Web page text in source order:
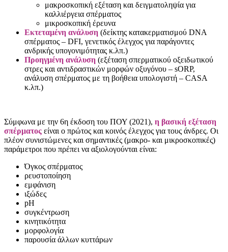
μακροσκοπική εξέταση και δειγματοληψία για
καλλιέργεια σπέρματος
μικροσκοπική έρευνα
Εκτεταμένη ανάλυση (δείκτης κατακερματισμού DNA
σπέρματος – DFI, γενετικός έλεγχος για παράγοντες
ανδρικής υπογονιμότητας κ.λπ.)
Προηγμένη ανάλυση (εξέταση σπερματικού οξειδωτικού
στρες και αντιδραστικών μορφών οξυγόνου – sORP,
ανάλυση σπέρματος με τη βοήθεια υπολογιστή – CASA
κ.λπ.)
Σύμφωνα με την 6η έκδοση του ΠΟΥ (2021), η βασική εξέταση
σπέρματος είναι ο πρώτος και κοινός έλεγχος για τους άνδρες. Οι
πλέον συνιστώμενες και σημαντικές (μακρο- και μικροσκοπικές)
παράμετροι που πρέπει να αξιολογούνται είναι:
Όγκος σπέρματος
ρευστοποίηση
εμφάνιση
ιξώδες
pH
συγκέντρωση
κινητικότητα
μορφολογία
παρουσία άλλων κυττάρων